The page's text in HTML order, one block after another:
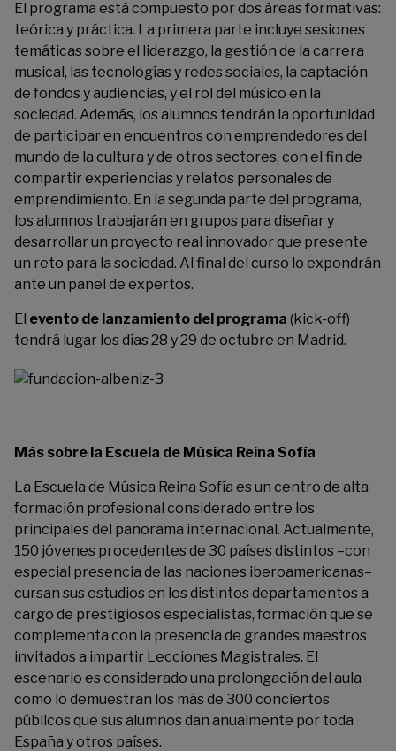
El programa está compuesto por dos áreas formativas:
teórica y práctica. La primera parte incluye sesiones
temáticas sobre el liderazgo, la gestión de la carrera
musical, las tecnologías y redes sociales, la captación
de fondos y audiencias, y el rol del músico en la
sociedad. Además, los alumnos tendrán la oportunidad
de participar en encuentros con emprendedores del
mundo de la cultura y de otros sectores, con el fin de
compartir experiencias y relatos personales de
emprendimiento. En la segunda parte del programa,
los alumnos trabajarán en grupos para diseñar y
desarrollar un proyecto real innovador que presente
un reto para la sociedad. Al final del curso lo expondrán
ante un panel de expertos.
El evento de lanzamiento del programa (kick-off)
tendrá lugar los días 28 y 29 de octubre en Madrid.
Más sobre la Escuela de Música Reina Sofía
La Escuela de Música Reina Sofía es un centro de alta
formación profesional considerado entre los
principales del panorama internacional. Actualmente,
150 jóvenes procedentes de 30 países distintos –con
especial presencia de las naciones iberoamericanas–
cursan sus estudios en los distintos departamentos a
cargo de prestigiosos especialistas, formación que se
complementa con la presencia de grandes maestros
invitados a impartir Lecciones Magistrales. El
escenario es considerado una prolongación del aula
como lo demuestran los más de 300 conciertos
públicos que sus alumnos dan anualmente por toda
España y otros países.